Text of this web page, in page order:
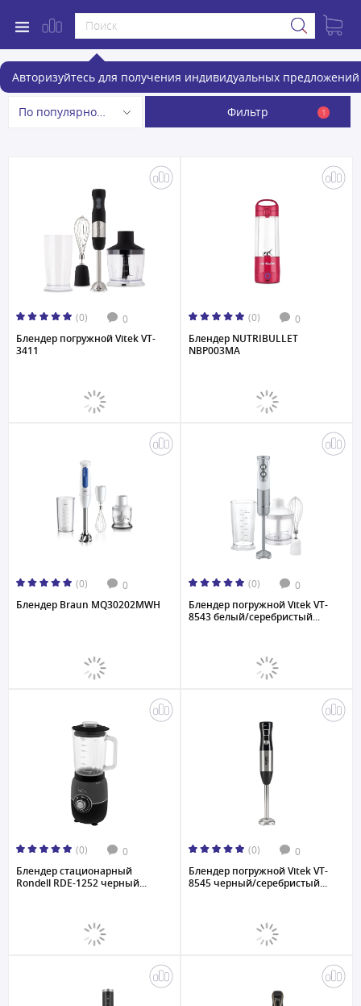
Авторизуйтесь для получения индивидуальных предложений
Блендеры
По популярности Фильтр 1
(0) 0
Блендер погружной Vitek VT-
3411
(0) 0
Блендер NUTRIBULLET
NBP003MA
(0) 0
Блендер Braun MQ30202MWH
(0) 0
Блендер погружной Vitek VT-
8543 белый/серебристый...
(0) 0
Блендер стационарный
Rondell RDE-1252 черный...
(0) 0
Блендер погружной Vitek VT-
8545 черный/серебристый...